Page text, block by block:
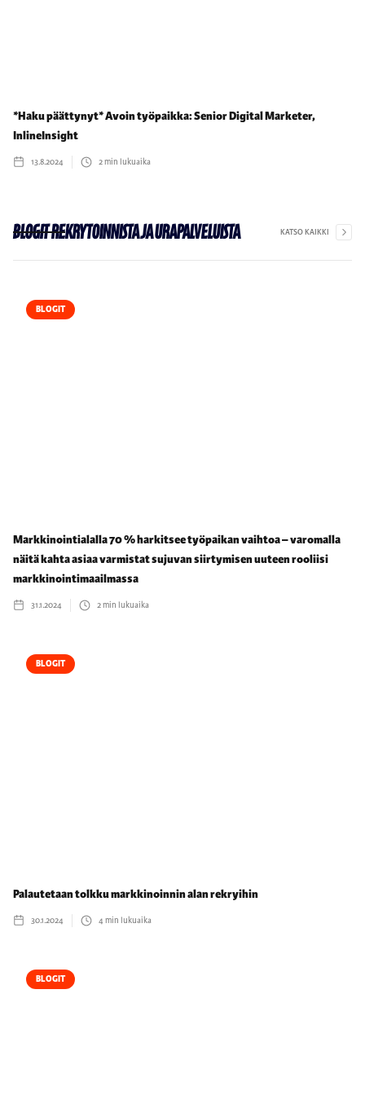
*Haku päättynyt* Avoin työpaikka: Senior Digital Marketer,
InlineInsight
13.8.2024 2min lukuaika
BLOGIT REKRYTOINNISTA JA URAPALVELUISTA KATSO KAIKKI
BLOGIT
Markkinointialalla 70 % harkitsee työpaikan vaihtoa – varomalla
näitä kahta asiaa varmistat sujuvan siirtymisen uuteen rooliisi
markkinointimaailmassa
31.1.2024 2min lukuaika
BLOGIT
Palautetaan tolkku markkinoinnin alan rekryihin
30.1.2024 4 min lukuaika
BLOGIT